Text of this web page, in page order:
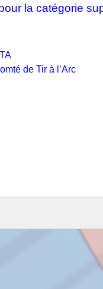
la catégorie
de Tir à l’Arc